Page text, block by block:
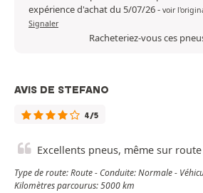
expérience d'achat du 5/07/26- voir
Signaler
Racheteriez-vous ces
AVIS DE STEFANO
4/5
Excellents pneus, même sur
Type de route: Route - Conduite: Normale -
Kilomètres parcourus: 5000 km